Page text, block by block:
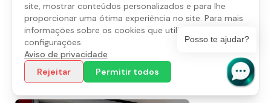
site, mostrar conteúdos personalizados e para lhe
proporcionar uma ótima experiência no site. Para mais
informações sobre os cookies que utilizamos, abra as
configurações.
Aviso de privacidade
Rejeitar
Permitir todos
Martim Pescador
PisoL2
(71) 3838-7879
Saiba mais
Posso te ajudar?